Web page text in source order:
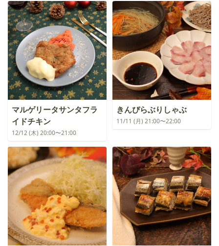
マルゲリータサンタフラ
イドチキン
12/12 (木) 20:00〜21:00
きんぴらぶりしゃぶ
11/11 (月) 21:00〜22:00